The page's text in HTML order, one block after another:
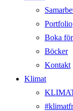
Portfolio
Boka
Böcker
Kontakt
Klimat